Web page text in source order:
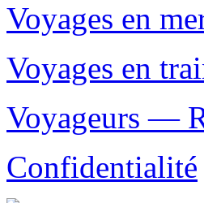
Voyages en
Voyages en
Voyageurs —
Confidentialité